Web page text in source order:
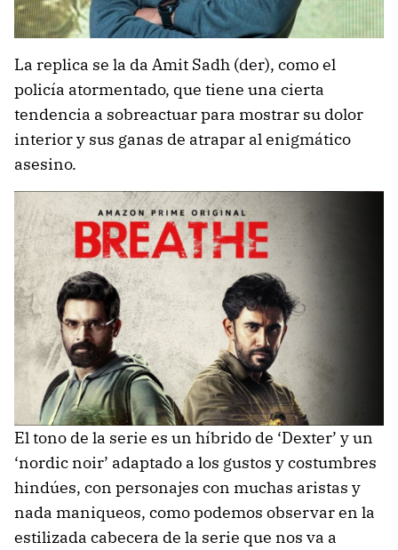
La replica se la da Amit Sadh (der), como el
policía atormentado, que tiene una cierta
tendencia a sobreactuar para mostrar su dolor
interior y sus ganas de atrapar al enigmático
asesino.
El tono de la serie es un híbrido de ‘Dexter’ y un
‘nordic noir’ adaptado a los gustos y costumbres
hindúes, con personajes con muchas aristas y
nada maniqueos, como podemos observar en la
estilizada cabecera de la serie que nos va a